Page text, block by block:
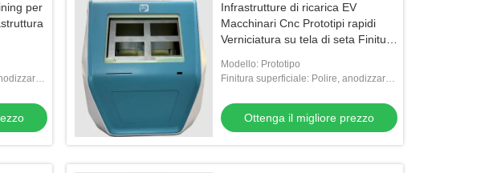
per
Infrastrutture di ricarica EV
Macchinari Cnc Prototipi rapidi
Verniciatura su tela di seta Finitura
Modello: Prototipo
Finitura superficiale: Polire, anodizzare,
Ottenga il migliore prezzo